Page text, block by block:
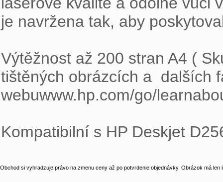
je navržena tak, aby
Výtěžnost až 200 stran A4 (
tištěných obrázcích a  dalších
webuwww.hp.com/go/
Kompatibilní s HP Deskjet
Obchod si vyhradzuje právo na zmenu ceny až po potvrdenie objednávky. Obrázok má len